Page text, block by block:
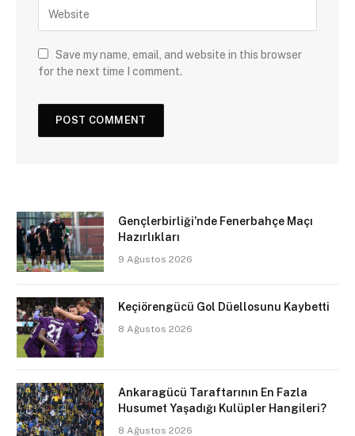
Save my name, email, and website in this browser
for the next time I comment.
Gençlerbirliği’nde Fenerbahçe Maçı
Hazırlıkları
9 Ağustos 2026
Keçiörengücü Gol Düellosunu Kaybetti
8 Ağustos 2026
Ankaragücü Taraftarının En Fazla
Husumet Yaşadığı Kulüpler Hangileri?
8 Ağustos 2026